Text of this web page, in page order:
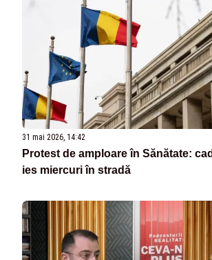
31 mai 2026, 14:42
Protest de amploare în Sănătate:
ies miercuri în stradă